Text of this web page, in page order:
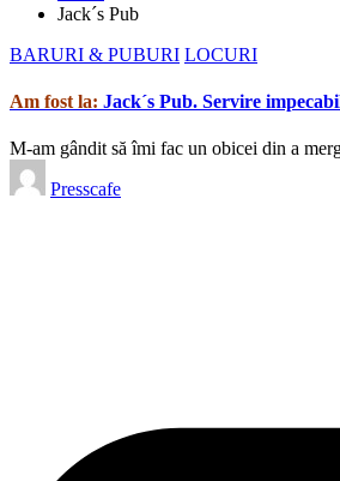
Jack´s Pub
Posted
BARURI & PUBURI LOCURI
Am fost la: Jack´s Pub. Servire
M-am gândit să îmi fac un obicei din a
Posted
by
Presscafe